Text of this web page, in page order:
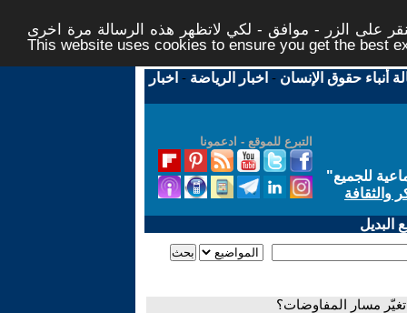
على الزر - موافق - لكي لاتظهر هذه الرسالة مرة اخرى -
This website uses cookies to ensure you get the best
أنباء حقوق الإنسان - اخبار الرياضة - اخبار
التبرع للموقع - ادعمونا
للجميع"
والثقافة
البديل
مسار المفاوضات؟